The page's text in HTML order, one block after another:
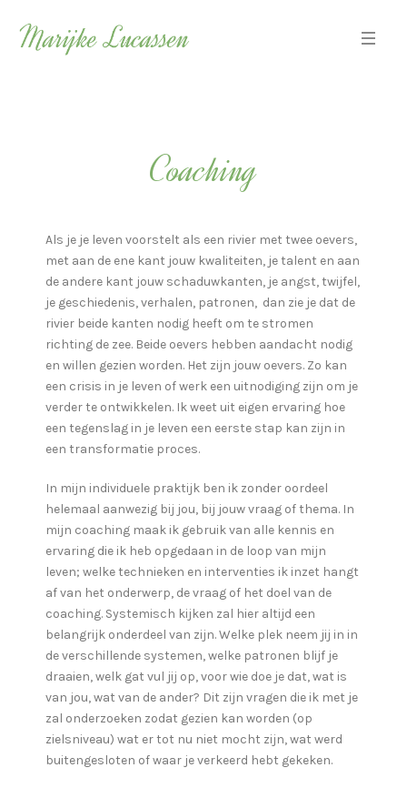
Coaching
Als je je leven voorstelt als een rivier met twee oevers,
met aan de ene kant jouw kwaliteiten, je talent en aan
de andere kant jouw schaduwkanten, je angst, twijfel,
je geschiedenis, verhalen, patronen, dan zie je dat de
rivier beide kanten nodig heeft om te stromen
richting de zee. Beide oevers hebben aandacht nodig
en willen gezien worden. Het zijn jouw oevers. Zo kan
een crisis in je leven of werk een uitnodiging zijn om je
verder te ontwikkelen. Ik weet uit eigen ervaring hoe
een tegenslag in je leven een eerste stap kan zijn in
een transformatie proces.
In mijn individuele praktijk ben ik zonder oordeel
helemaal aanwezig bij jou, bij jouw vraag of thema. In
mijn coaching maak ik gebruik van alle kennis en
ervaring die ik heb opgedaan in de loop van mijn
leven; welke technieken en interventies ik inzet hangt
af van het onderwerp, de vraag of het doel van de
coaching. Systemisch kijken zal hier altijd een
belangrijk onderdeel van zijn. Welke plek neem jij in in
de verschillende systemen, welke patronen blijf je
draaien, welk gat vul jij op, voor wie doe je dat, wat is
van jou, wat van de ander? Dit zijn vragen die ik met je
zal onderzoeken zodat gezien kan worden (op
zielsniveau) wat er tot nu niet mocht zijn, wat werd
buitengesloten of waar je verkeerd hebt gekeken.